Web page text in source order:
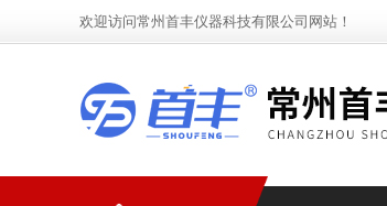
欢迎访问常州首丰仪器科技有限公司网站！